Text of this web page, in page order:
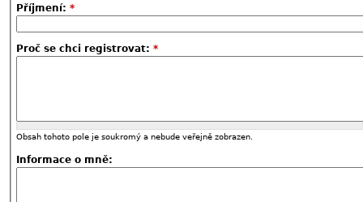
Příjmení: *
Proč se chci registrovat: *
Obsah tohoto pole je soukromý a nebude veřejně zobrazen.
Informace o mně: